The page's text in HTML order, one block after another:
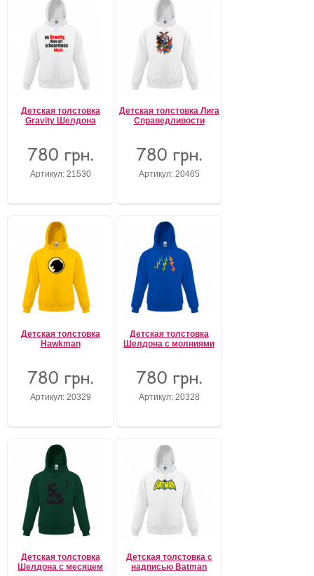
Детская толстовка
Gravity Шелдона
780 грн.
Артикул: 21530
Детская толстовка Лига
Справедливости
780 грн.
Артикул: 20465
Детская толстовка
Hawkman
780 грн.
Артикул: 20329
Детская толстовка
Шелдона с молниями
780 грн.
Артикул: 20328
Детская толстовка
Шелдона с месяцем
Детская толстовка с
надписью Batman